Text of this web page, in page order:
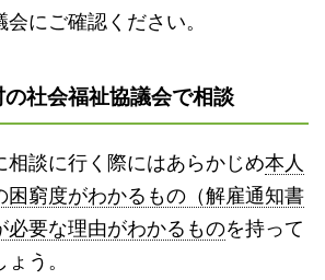
にご確認ください。
社会福祉協議会で相談
相談に行く際にはあらかじめ本人
困窮度がわかるもの（解雇通知書
必要な理由がわかるものを持って
う。